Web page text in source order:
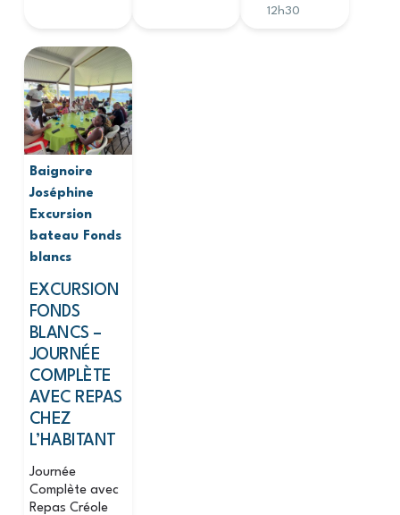
12h30
Baignoire
Joséphine
Excursion
bateau Fonds
blancs
EXCURSION
FONDS
BLANCS –
JOURNÉE
COMPLÈTE
AVEC REPAS
CHEZ
L’HABITANT
Journée
Complète avec
Repas Créole